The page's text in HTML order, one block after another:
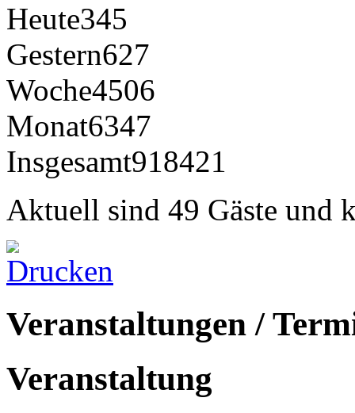
Heute345
Gestern627
Woche4506
Monat6347
Insgesamt918421
Aktuell sind 49 Gäste und
Veranstaltungen /
Veranstaltung